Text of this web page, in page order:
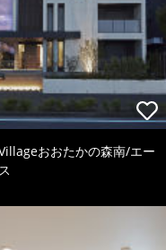
おおたかの森南/エー